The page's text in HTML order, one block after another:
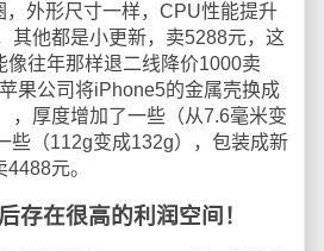
，外形尺寸一样，CPU性能提升
其他都是小更新，卖5288元，这
往年那样退二线降价1000卖
果公司将iPhone5的金属壳换成
，厚度增加了一些（从7.6毫米变
些（112g变成132g），包装成新
元。
在很高的利润空间！